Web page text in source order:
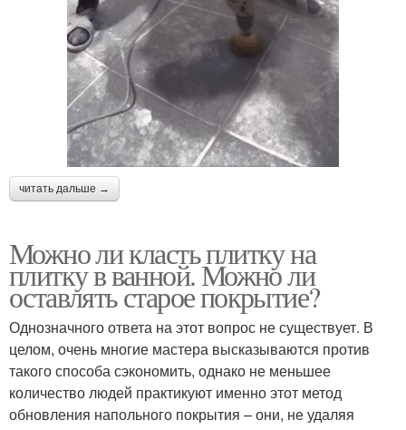
читать дальше →
Можно ли класть плитку на
плитку в ванной. Можно ли
оставлять старое покрытие?
Однозначного ответа на этот вопрос не существует. В
целом, очень многие мастера высказываются против
такого способа сэкономить, однако не меньшее
количество людей практикуют именно этот метод
обновления напольного покрытия – они, не удаляя